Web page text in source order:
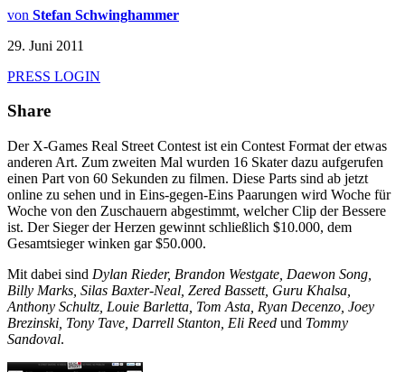
von Stefan Schwinghammer
29. Juni 2011
PRESS LOGIN
Share
Der X-Games Real Street Contest ist ein Contest Format der etwas
anderen Art. Zum zweiten Mal wurden 16 Skater dazu aufgerufen
einen Part von 60 Sekunden zu filmen. Diese Parts sind ab jetzt
online zu sehen und in Eins-gegen-Eins Paarungen wird Woche für
Woche von den Zuschauern abgestimmt, welcher Clip der Bessere
ist. Der Sieger der Herzen gewinnt schließlich $10.000, dem
Gesamtsieger winken gar $50.000.
Mit dabei sind Dylan Rieder, Brandon Westgate, Daewon Song,
Billy Marks, Silas Baxter-Neal, Zered Bassett, Guru Khalsa,
Anthony Schultz, Louie Barletta, Tom Asta, Ryan Decenzo, Joey
Brezinski, Tony Tave, Darrell Stanton, Eli Reed und Tommy
Sandoval.